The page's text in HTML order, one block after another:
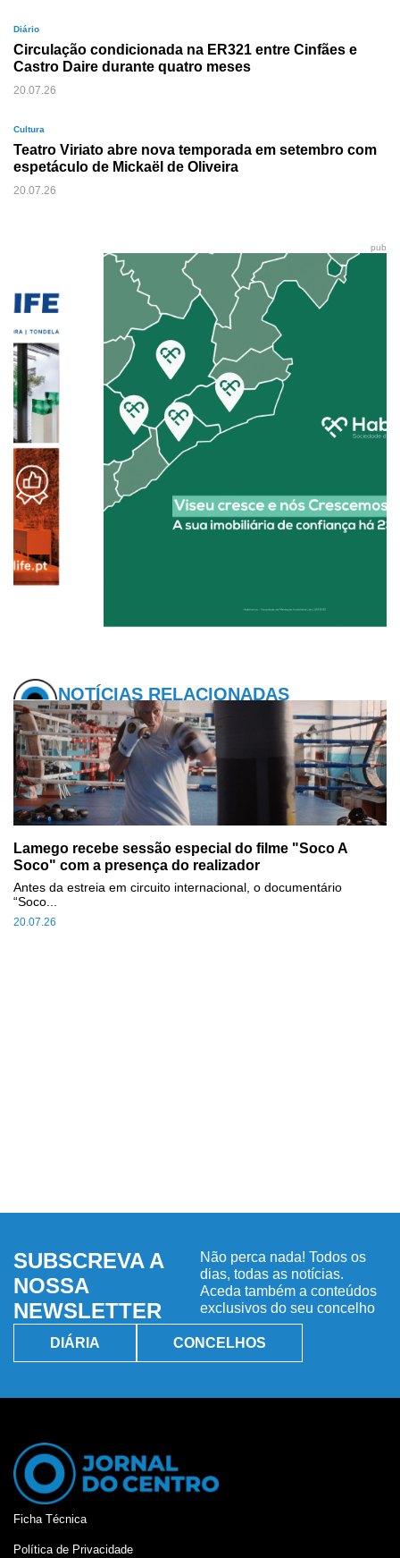
Diário
Circulação condicionada na ER321 entre Cinfães e
Castro Daire durante quatro meses
20.07.26
Cultura
Teatro Viriato abre nova temporada em setembro com
espetáculo de Mickaël de Oliveira
20.07.26
pub
NOTÍCIAS RELACIONADAS
Lamego recebe sessão especial do filme "Soco A
Soco" com a presença do realizador
20.07.26
Antes da estreia em circuito internacional, o documentário
“Soco...
SUBSCREVA A
NOSSA
NEWSLETTER
Não perca nada! Todos os
dias, todas as notícias.
Aceda também a conteúdos
exclusivos do seu concelho
DIÁRIA CONCELHOS
Ficha Técnica
Política de Privacidade